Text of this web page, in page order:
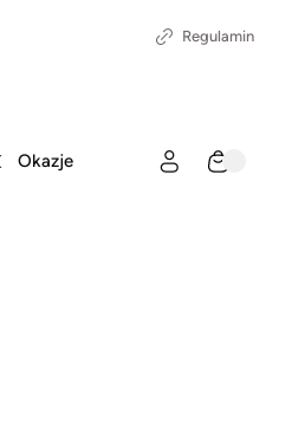
Regulamin
Okazje